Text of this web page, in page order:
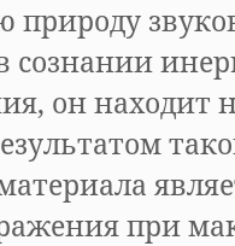
природу
сознании
он находит
при